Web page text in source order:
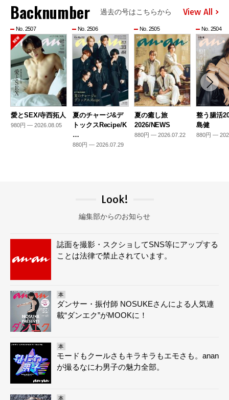
Backnumber 過去の号はこちらから View All
No. 2507
愛とSEX/寺西拓人
980円 — 2026.08.05
No. 2506
夏のチャージ&デ
トックスRecipe/K
…
880円 — 2026.07.29
No. 2505
夏の癒し旅
2026/NEWS
880円 — 2026.07.22
No. 2504
整う腸活
島健
880円 —
Look!
編集部からのお知らせ
誌面を撮影・スクショしてSNS等にアップする
ことは法律で禁止されています。
本
ダンサー・振付師 NOSUKEさんによる人気連
載“ダンエク”がMOOKに！
本
モードもクールさもキラキラもエモさも。anan
が撮るなにわ男子の魅力全部。
本